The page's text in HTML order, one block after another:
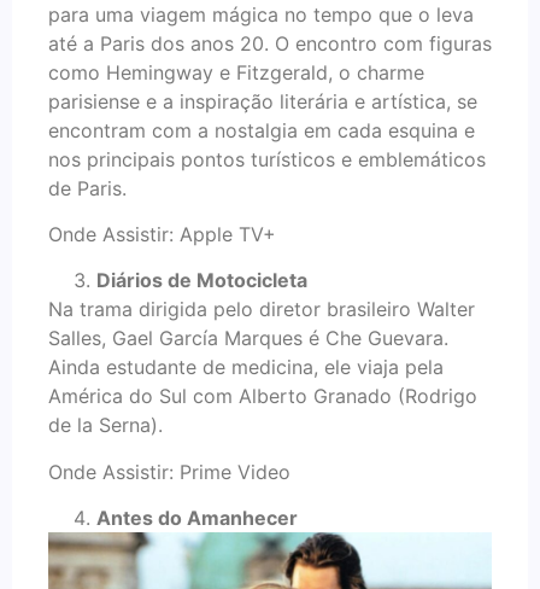
para uma viagem mágica no tempo que o leva
até a Paris dos anos 20. O encontro com figuras
como Hemingway e Fitzgerald, o charme
parisiense e a inspiração literária e artística, se
encontram com a nostalgia em cada esquina e
nos principais pontos turísticos e emblemáticos
de Paris.
Onde Assistir: Apple TV+
Diários de Motocicleta
Na trama dirigida pelo diretor brasileiro Walter
Salles, Gael García Marques é Che Guevara.
Ainda estudante de medicina, ele viaja pela
América do Sul com Alberto Granado (Rodrigo
de la Serna).
Onde Assistir: Prime Video
Antes do Amanhecer